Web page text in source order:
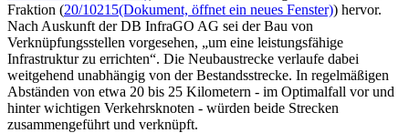
Fraktion (20/10215(Dokument, öffnet ein neues Fenster)) hervor.
Nach Auskunft der DB InfraGO AG sei der Bau von
Verknüpfungsstellen vorgesehen, „um eine leistungsfähige
Infrastruktur zu errichten“. Die Neubaustrecke verlaufe dabei
weitgehend unabhängig von der Bestandsstrecke. In regelmäßigen
Abständen von etwa 20 bis 25 Kilometern - im Optimalfall vor und
hinter wichtigen Verkehrsknoten - würden beide Strecken
zusammengeführt und verknüpft.